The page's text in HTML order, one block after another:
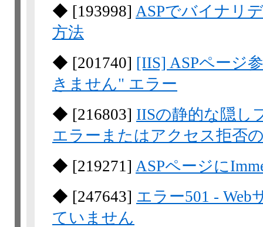
◆ [193998] ASPでバイナリ
方法
◆ [201740] [IIS] ASPページ
きません" エラー
◆ [216803] IISの静的な隠し
エラーまたはアクセス拒否
◆ [219271] ASPページに
◆ [247643] エラー501 -
ていません